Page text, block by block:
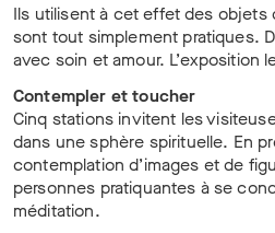
Ils utilisent à cet effet des objets
sont tout simplement pratiques.
avec soin et amour. L’exposition
Contempler et toucher
Cinq stations invitent les
dans une sphère spirituelle. En
contemplation d’images et de
personnes pratiquantes à se
méditation.